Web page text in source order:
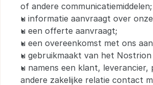
of andere communicatiemiddelen;
u informatie aanvraagt over
u een offerte aanvraagt;
u een overeenkomst met ons
u gebruikmaakt van het
u namens een klant,
andere zakelijke relatie contact